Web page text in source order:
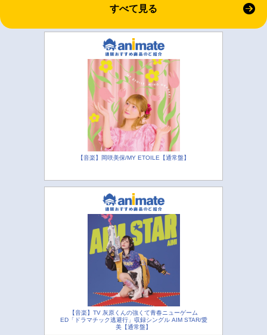
すべて見る
【音楽】岡咲美保/MY ETOILE【通常盤】
【音楽】TV 灰原くんの強くて青春ニューゲーム
ED「ドラマチック逃避行」収録シングル AIM STAR/愛
美【通常盤】